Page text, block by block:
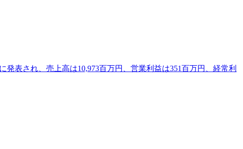
表され、売上高は10,973百万円、営業利益は351百万円、経常利